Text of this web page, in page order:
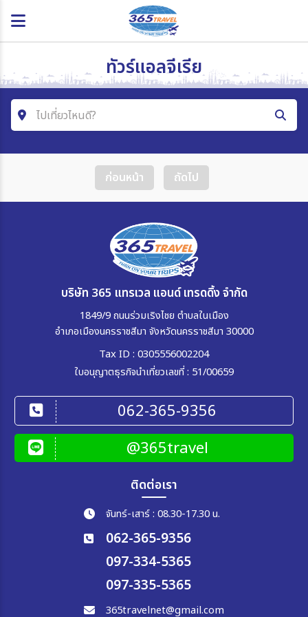
ทัวร์แอลจีเรีย
ไปเที่ยวไหนดี?
ค้นหาโปรแกรมทัวร์
ตั้งแต่วันที่
ก่อนหน้า ถัดไป
บริษัท 365 แทรเวล แอนด์ เทรดดิ้ง จำกัด
1849/9 ถนนร่วมเริงไชย ตำบลในเมือง
อำเภอเมืองนครราชสีมา จังหวัดนครราชสีมา 30000
Tax ID : 0305556002204
ใบอนุญาตธุรกิจนำเที่ยวเลขที่ : 51/00659
062-365-9356
@365travel
ติดต่อเรา
จันทร์-เสาร์ : 08.30-17.30 น.
062-365-9356
097-334-5365
097-335-5365
365travelnet@gmail.com